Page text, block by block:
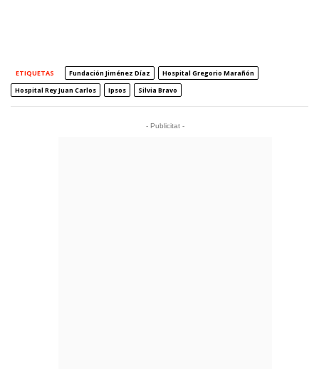
ETIQUETAS Fundación Jiménez Díaz
Hospital Gregorio Marañón
Hospital Rey Juan Carlos
Ipsos Silvia Bravo
- Publicitat -